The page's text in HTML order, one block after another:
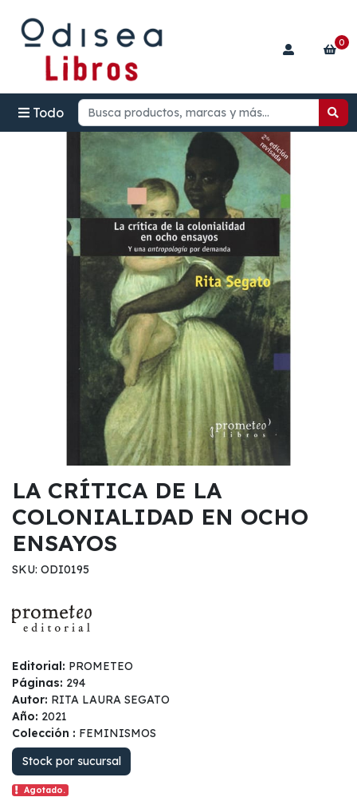
Todo
0
LA CRÍTICA DE LA
COLONIALIDAD EN OCHO
ENSAYOS
SKU: ODI0195
Editorial: PROMETEO
Páginas: 294
Autor: RITA LAURA SEGATO
Año: 2021
Colección : FEMINISMOS
Stock por sucursal
Agotado.